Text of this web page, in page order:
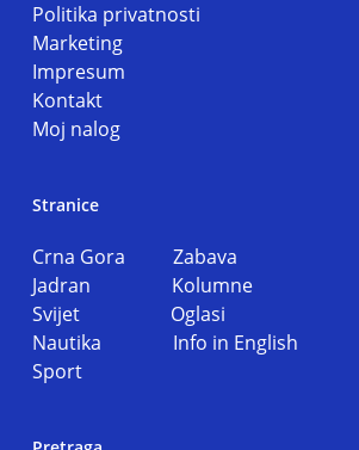
Politika privatnosti
Marketing
Impresum
Kontakt
Moj nalog
Stranice
Crna Gora Zabava
Jadran Kolumne
Svijet Oglasi
Nautika Info in English
Sport